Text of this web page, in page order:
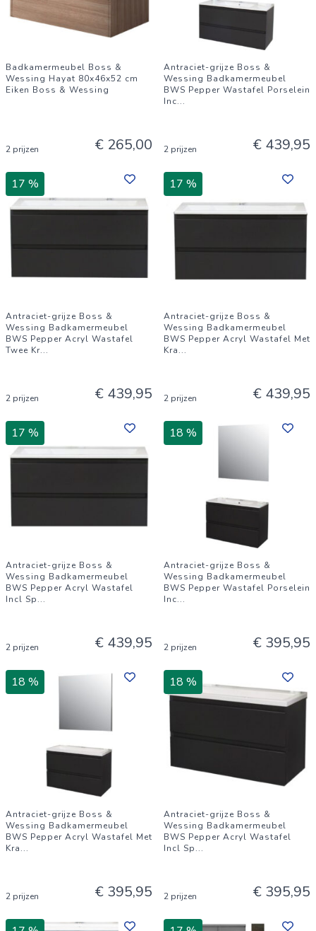
Badkamermeubel Boss &
Wessing Hayat 80x46x52 cm
Eiken Boss & Wessing
2 prijzen € 265,00
Antraciet-grijze Boss &
Wessing Badkamermeubel
BWS Pepper Wastafel Porselein
Inc...
2 prijzen € 439,95
17 %
Antraciet-grijze Boss &
Wessing Badkamermeubel
BWS Pepper Acryl Wastafel
Twee Kr...
2 prijzen € 439,95
17 %
Antraciet-grijze Boss &
Wessing Badkamermeubel
BWS Pepper Acryl Wastafel Met
Kra...
2 prijzen € 439,95
17 %
Antraciet-grijze Boss &
Wessing Badkamermeubel
BWS Pepper Acryl Wastafel
Incl Sp...
2 prijzen € 439,95
18 %
Antraciet-grijze Boss &
Wessing Badkamermeubel
BWS Pepper Wastafel Porselein
Inc...
2 prijzen € 395,95
18 %
Antraciet-grijze Boss &
Wessing Badkamermeubel
BWS Pepper Acryl Wastafel Met
Kra...
2 prijzen € 395,95
18 %
Antraciet-grijze Boss &
Wessing Badkamermeubel
BWS Pepper Acryl Wastafel
Incl Sp...
2 prijzen € 395,95